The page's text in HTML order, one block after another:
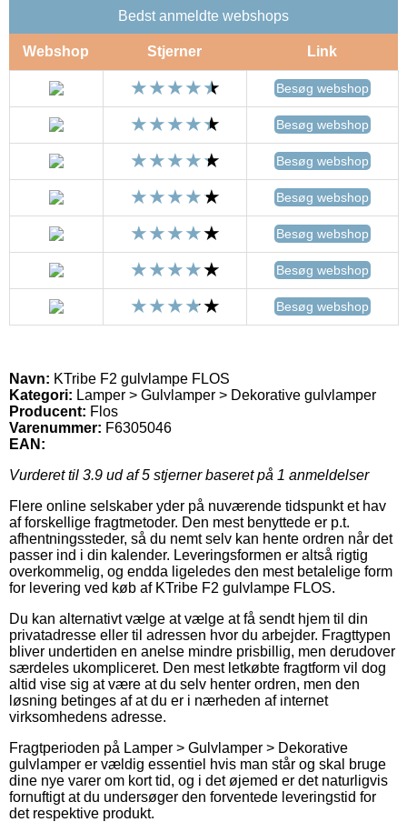
Bedst anmeldte webshops
Webshop Stjerner Link
Besøg webshop
Besøg webshop
Besøg webshop
Besøg webshop
Besøg webshop
Besøg webshop
Besøg webshop
Navn: KTribe F2 gulvlampe FLOS
Kategori: Lamper > Gulvlamper > Dekorative gulvlamper
Producent: Flos
Varenummer: F6305046
EAN:
Vurderet til 3.9 ud af 5 stjerner baseret på 1 anmeldelser
Flere online selskaber yder på nuværende tidspunkt et hav
af forskellige fragtmetoder. Den mest benyttede er p.t.
afhentningssteder, så du nemt selv kan hente ordren når det
passer ind i din kalender. Leveringsformen er altså rigtig
overkommelig, og endda ligeledes den mest betalelige form
for levering ved køb af KTribe F2 gulvlampe FLOS.
Du kan alternativt vælge at vælge at få sendt hjem til din
privatadresse eller til adressen hvor du arbejder. Fragttypen
bliver undertiden en anelse mindre prisbillig, men derudover
særdeles ukompliceret. Den mest letkøbte fragtform vil dog
altid vise sig at være at du selv henter ordren, men den
løsning betinges af at du er i nærheden af internet
virksomhedens adresse.
Fragtperioden på Lamper > Gulvlamper > Dekorative
gulvlamper er vældig essentiel hvis man står og skal bruge
dine nye varer om kort tid, og i det øjemed er det naturligvis
fornuftigt at du undersøger den forventede leveringstid for
det respektive produkt.